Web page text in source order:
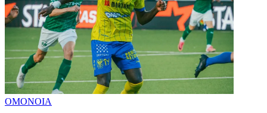
ΟΜΟΝΟΙΑ